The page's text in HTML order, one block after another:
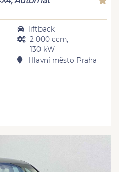
liftback
2 000 ccm,
130 kW
Hlavní město Praha